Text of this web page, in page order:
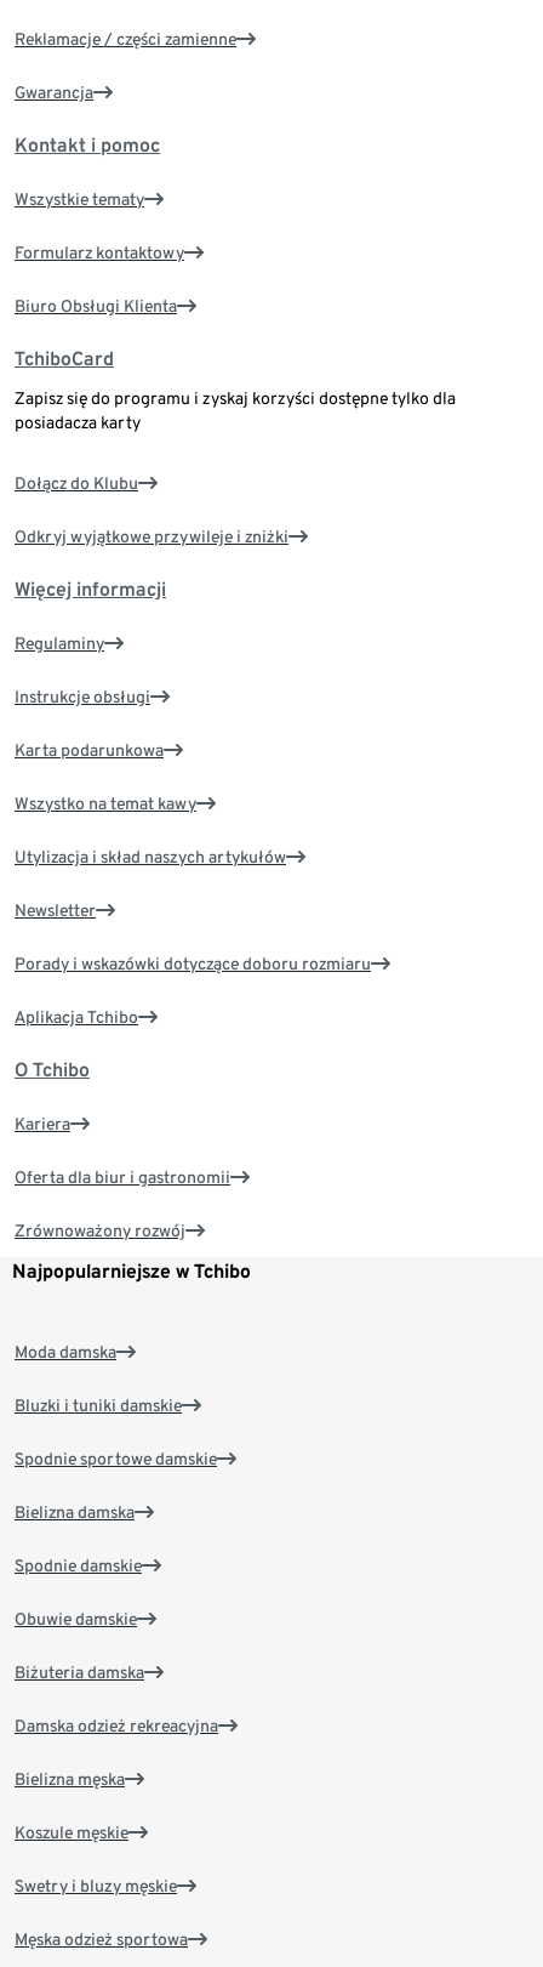
Reklamacje / części zamienne
Gwarancja
Kontakt i pomoc
Wszystkie tematy
Formularz kontaktowy
Biuro Obsługi Klienta
TchiboCard
Zapisz się do programu i zyskaj korzyści dostępne tylko dla
posiadacza karty
Dołącz do Klubu
Odkryj wyjątkowe przywileje i zniżki
Więcej informacji
Regulaminy
Instrukcje obsługi
Karta podarunkowa
Wszystko na temat kawy
Utylizacja i skład naszych artykułów
Newsletter
Porady i wskazówki dotyczące doboru rozmiaru
Aplikacja Tchibo
O Tchibo
Kariera
Oferta dla biur i gastronomii
Zrównoważony rozwój
Najpopularniejsze w Tchibo
Moda damska
Bluzki i tuniki damskie
Spodnie sportowe damskie
Bielizna damska
Spodnie damskie
Obuwie damskie
Biżuteria damska
Damska odzież rekreacyjna
Bielizna męska
Koszule męskie
Swetry i bluzy męskie
Męska odzież sportowa